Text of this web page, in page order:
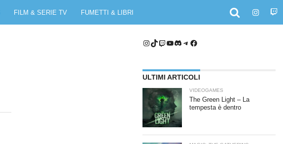
FILM & SERIE TV FUMETTI & LIBRI
Instagram
TikTok
Twitch
YouTube
Discord
Telegram
Facebook
ULTIMI ARTICOLI
VIDEOGAMES
The Green Light – La
tempesta è dentro